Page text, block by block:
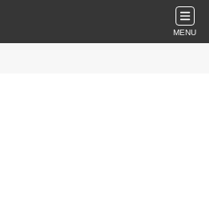
MENU